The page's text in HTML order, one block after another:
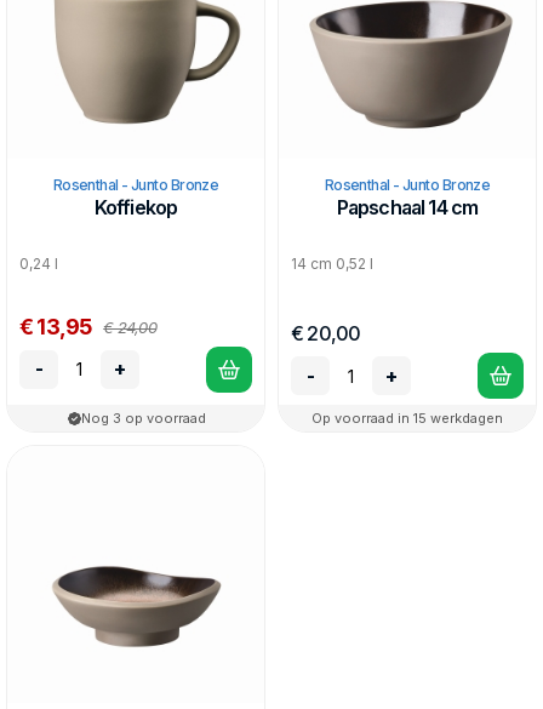
Rosenthal - Junto Bronze
Koffiekop
0,24 l
€ 13,95 € 24,00
- +
Nog 3 op voorraad
Rosenthal - Junto Bronze
Papschaal 14 cm
14 cm 0,52 l
€ 20,00
-
+
Op voorraad in 15 werkdagen